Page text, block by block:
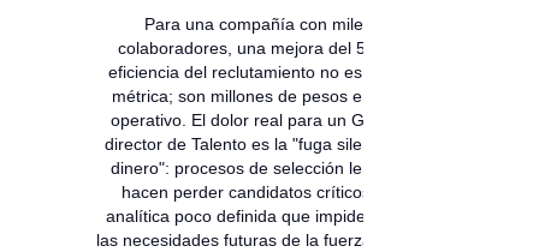
Para una compañía con miles de
colaboradores, una mejora del 5% en la
eficiencia del reclutamiento no es solo una
métrica; son millones de pesos en ahorro
operativo. El dolor real para un Gerente o
director de Talento es la "fuga silenciosa de
dinero": procesos de selección lentos que
hacen perder candidatos críticos y una
analítica poco definida que impide predecir
las necesidades futuras de la fuerza laboral o